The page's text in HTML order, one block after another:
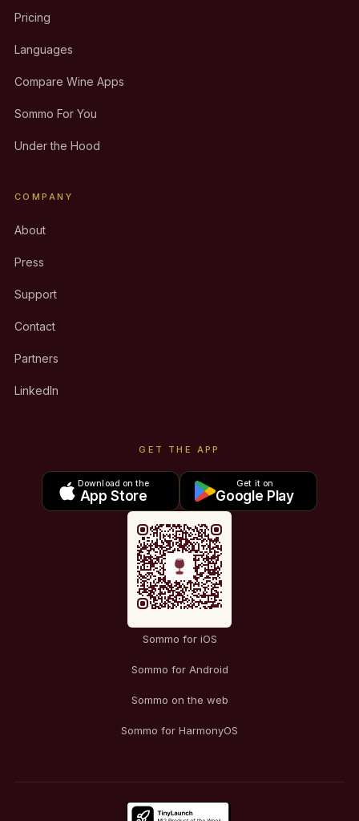
Pricing
Languages
Compare Wine Apps
Sommo For You
Under the Hood
COMPANY
About
Press
Support
Contact
Partners
LinkedIn
GET THE APP
Download on the
App Store
Get it on
Google Play
Sommo for iOS
Sommo for Android
Sommo on the web
Sommo for HarmonyOS